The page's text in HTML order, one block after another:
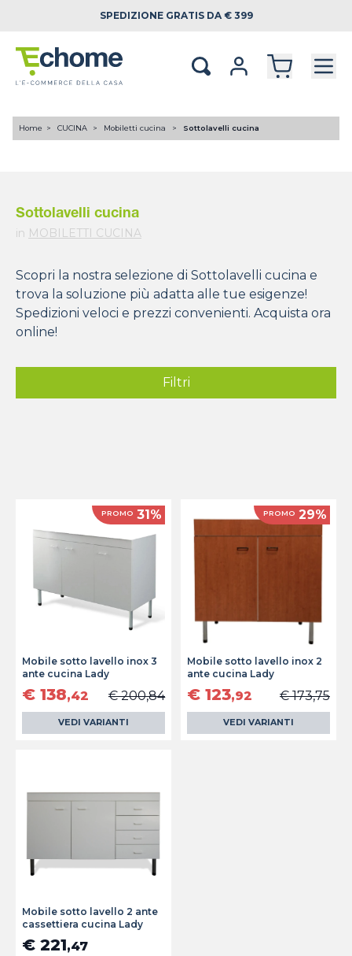
SPEDIZIONE GRATIS DA € 399
Home CUCINA Mobiletti cucina Sottolavelli cucina
Sottolavelli cucina
in MOBILETTI CUCINA
Scopri la nostra selezione di Sottolavelli cucina e
trova la soluzione più adatta alle tue esigenze!
Spedizioni veloci e prezzi convenienti. Acquista ora
online!
Filtri
PROMO 31%
Mobile sotto lavello inox 3
ante cucina Lady
€ 138,42 € 200,84
VEDI VARIANTI
PROMO 29%
Mobile sotto lavello inox 2
ante cucina Lady
€ 123,92 € 173,75
VEDI VARIANTI
Mobile sotto lavello 2 ante
cassettiera cucina Lady
€ 221,47